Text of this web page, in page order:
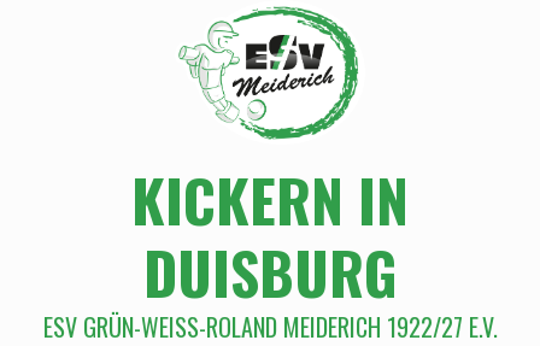
KICKERN IN
DUISBURG
ESV GRÜN-WEISS-ROLAND MEIDERICH 1922/27 E.V.